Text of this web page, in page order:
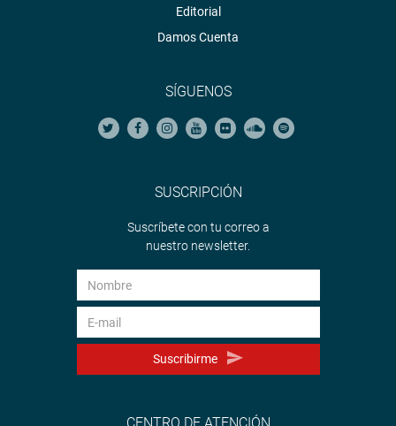
Editorial
Damos Cuenta
SÍGUENOS
SUSCRIPCIÓN
Suscríbete con tu correo a
nuestro newsletter.
Suscribirme